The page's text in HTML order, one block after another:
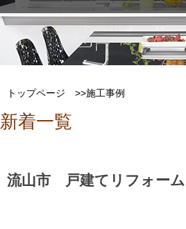
トップページ >>施工事例
新着一覧
流山市 戸建てリフォーム